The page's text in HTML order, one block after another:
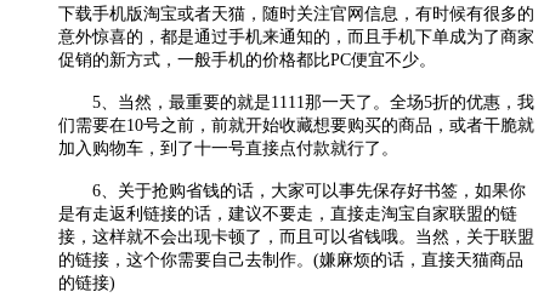
下载手机版淘宝或者天猫，随时关注官网信息，有时候有很多的
意外惊喜的，都是通过手机来通知的，而且手机下单成为了商家
促销的新方式，一般手机的价格都比PC便宜不少。
5、当然，最重要的就是1111那一天了。全场5折的优惠，我
们需要在10号之前，前就开始收藏想要购买的商品，或者干脆就
加入购物车，到了十一号直接点付款就行了。
6、关于抢购省钱的话，大家可以事先保存好书签，如果你
是有走返利链接的话，建议不要走，直接走淘宝自家联盟的链
接，这样就不会出现卡顿了，而且可以省钱哦。当然，关于联盟
的链接，这个你需要自己去制作。(嫌麻烦的话，直接天猫商品
的链接)